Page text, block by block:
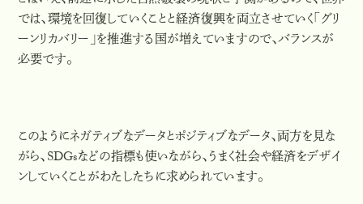
では、環境を回復していくことと経済復興を両立させていく「グリ
ーンリカバリー」を推進する国が増えていますので、バランスが
必要です。
このようにネガティブなデータとポジティブなデータ、両方を見な
がら、SDGsなどの指標も使いながら、うまく社会や経済をデザイ
ンしていくことがわたしたちに求められています。